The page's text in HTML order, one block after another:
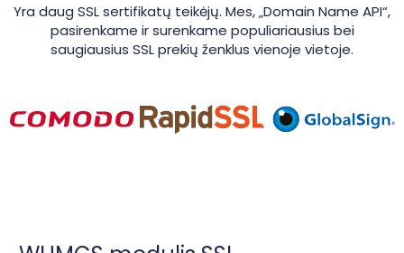
Yra daug SSL sertifikatų teikėjų. Mes, „Domain Name API“,
pasirenkame ir surenkame populiariausius bei
saugiausius SSL prekių ženklus vienoje vietoje.